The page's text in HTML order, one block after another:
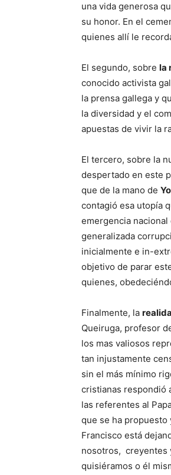
una vida generosa
su honor. En el
quienes allí le
El segundo, sobre la
conocido activista
la prensa gallega y
la diversidad y el
apuestas de vivir la
El tercero, sobre la
despertado en este
que de la mano de
contagió esa utopía
emergencia
generalizada
inicialmente e in-
objetivo de parar
quienes,
Finalmente, la
Queiruga, profesor
los mas valiosos
tan injustamente
sin el más mínimo
cristianas respondió
las referentes al
que se ha propuesto
Francisco está
nosotros, creyentes
quisiéramos o él